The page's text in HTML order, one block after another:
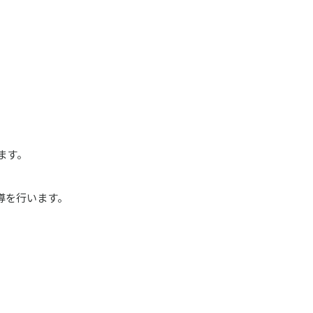
。
行います。